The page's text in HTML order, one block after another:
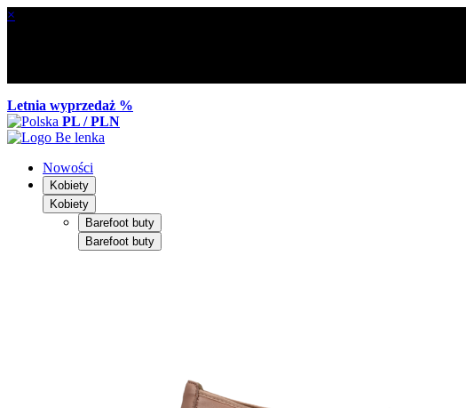
×
Letnia wyprzedaż %
PL / PLN
Nowości
Kobiety
Kobiety
Barefoot buty
Barefoot buty